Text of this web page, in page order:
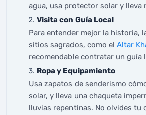
agua, usa protector solar y lleva
Visita con Guía Local
Para entender mejor la historia,
sitios sagrados, como el Altar
recomendable contratar un guía
Ropa y Equipamiento
Usa zapatos de senderismo
solar, y lleva una chaqueta
lluvias repentinas. No olvides tu